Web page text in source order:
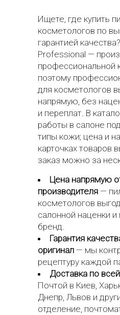
Ищете, где купить
косметологов по
гарантией
Professional —
профессиональной
поэтому
для косметологов
напрямую, без
и переплат. В
работы в салоне
типы кожи; цена и
карточках товаров
заказ можно за
Цена напрямую
производителя —
косметологов
салонной наценки и
бренд.
Гарантия
оригинал — мы
рецептуру каждой
Доставка по
Почтой в Киев,
Днепр, Львов и
отделение,